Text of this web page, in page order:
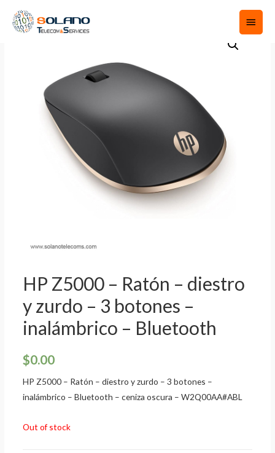
HP Z5000 – Ratón – diestro
y zurdo – 3 botones –
inalámbrico – Bluetooth
$0.00
HP Z5000 – Ratón – diestro y zurdo – 3 botones –
inalámbrico – Bluetooth – ceniza oscura – W2Q00AA#ABL
Out of stock